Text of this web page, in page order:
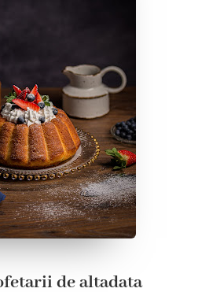
de altadata